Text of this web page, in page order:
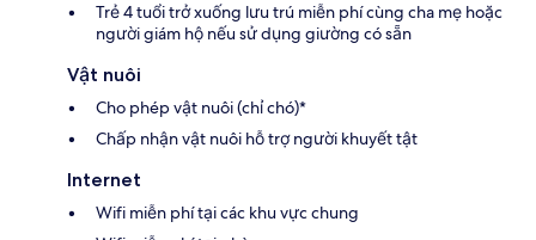
Trẻ 4 tuổi trở xuống lưu trú miễn phí cùng cha mẹ hoặc
người giám hộ nếu sử dụng giường có sẵn
Vật nuôi
Cho phép vật nuôi (chỉ chó)*
Chấp nhận vật nuôi hỗ trợ người khuyết tật
Internet
Wifi miễn phí tại các khu vực chung